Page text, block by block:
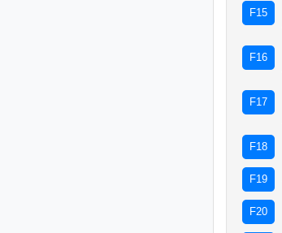
F15
F16
F17
F18
F19
F20